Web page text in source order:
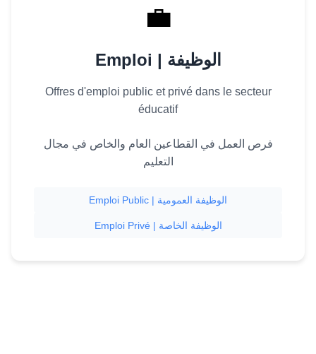
💼
Emploi | الوظيفة
Offres d'emploi public et privé dans le secteur
éducatif
فرص العمل في القطاعين العام والخاص في مجال
التعليم
Emploi Public | الوظيفة العمومية
Emploi Privé | الوظيفة الخاصة